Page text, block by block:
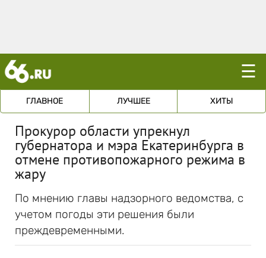
☰
ГЛАВНОЕ ЛУЧШЕЕ ХИТЫ
Прокурор области упрекнул
губернатора и мэра Екатеринбурга в
отмене противопожарного режима в
жару
По мнению главы надзорного ведомства, с
учетом погоды эти решения были
преждевременными.